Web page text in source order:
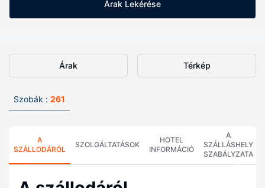
Árak Lekérése
Árak Térkép
Szobák : 261
A
SZÁLLODÁRÓL
SZOLGÁLTATÁSOK
HOTEL
INFORMÁCIÓ
A
SZÁLLÁSHELY
SZABÁLYZATA